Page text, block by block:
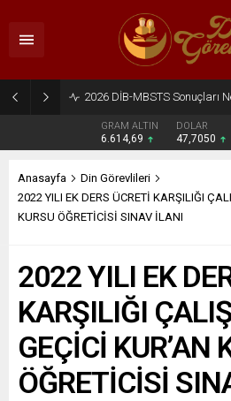
2026 DİB-MBSTS Ne Zaman?
GRAM ALTIN
6.614,69
DOLAR
47,7050
Anasayfa
Din Görevlileri
2022 YILI EK DERS ÜCRETİ KARŞILIĞI
KURSU ÖĞRETİCİSİ SINAV İLANI
2022 YILI EK
KARŞILIĞI
GEÇİCİ KUR’AN
ÖĞRETİCİSİ